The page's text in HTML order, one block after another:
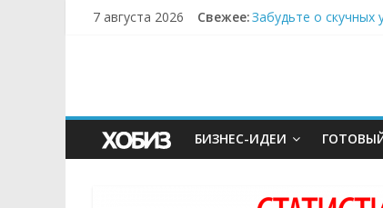
7 августа 2026 Свежее:Забудьте о
БИЗНЕС-ИДЕИ